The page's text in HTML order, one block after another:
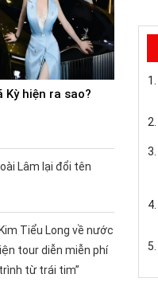
Kỳ hiện ra sao?
Lâm lại đổi tên
Tiểu Long về nước
tour diễn miễn phí
từ trái tim”